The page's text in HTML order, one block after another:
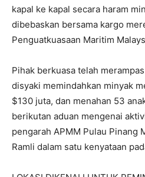
kapal ke kapal secara haram
dibebaskan bersama kargo
Penguatkuasaan Maritim
Pihak berkuasa telah
disyaki memindahkan minyak
$130 juta, dan menahan 53
berikutan aduan mengenai
pengarah APMM Pulau Pinang
Ramli dalam satu kenyataan